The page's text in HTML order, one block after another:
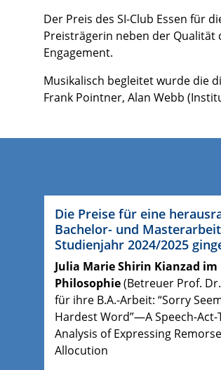
Der Preis des SI-Club Essen für
Preisträgerin neben der
Engagement.
Musikalisch begleitet wurde die
Frank Pointner, Alan Webb
Die Preise für eine
Bachelor- und
Studienjahr 2024/2025
Julia Marie Shirin Kianzad im
Philosophie(Betreuer Prof.
für ihre B.A.-Arbeit: “Sorry
Hardest Word”—A Speech-
Analysis of Expressing
Allocution